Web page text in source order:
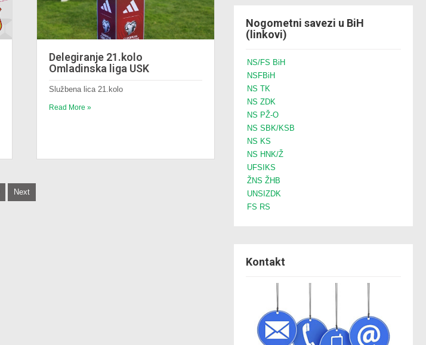
Delegiranje 21.kolo
Omladinska liga USK
Službena lica 21.kolo
Read More »
Next
Nogometni savezi u BiH
(linkovi)
NS/FS BiH
NSFBiH
NS TK
NS ZDK
NS PŽ-O
NS SBK/KSB
NS KS
NS HNK/Ž
UFSIKS
ŽNS ŽHB
UNSIZDK
FS RS
Kontakt